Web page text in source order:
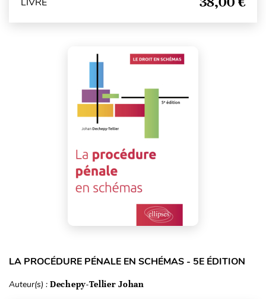
LA PROCÉDURE PÉNALE EN SCHÉMAS - 5E ÉDITION
Auteur(s) : Dechepy-Tellier Johan